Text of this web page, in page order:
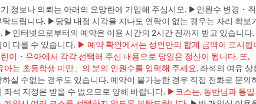
정보나 의뢰는 아래의 요망란에 기입해 주십시오. ▶인원수 변경・
탁드립니다. ▶당일 내점 시각을 지나도 연락이 없는 경우는 자리 확보
▶인터넷으로부터의 예약은 이용 시간의 2시간 전까지 받고 있습니다.
이 다를 수 있습니다.▶ 예약 확인에서는 성인만의 합계 금액이 표시됩
이・유아에서 각각 선택해 주신 내용으로 당일은 청산이 됩니다. 또,
아는 초등학생 미만」의 분의 인원수를 입력해 주세요.좌석의 여유 상
실 수없는 경우도 있습니다. 예약이 불가능한 경우 직접 전화로 문의
좌석 지정은 받을 수 없으므로 양해 바랍니다.▶코스는, 동반님과 통일